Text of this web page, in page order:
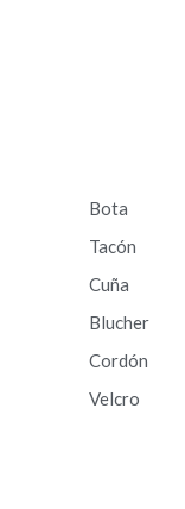
Bota
Tacón
Cuña
Blucher
Cordón
Velcro